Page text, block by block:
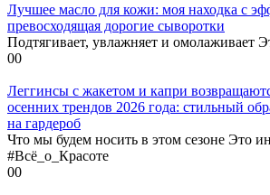
Лучшее масло для кожи: моя находка с
превосходящая дорогие сыворотки
Подтягивает, увлажняет и омолаживает
00
Леггинсы с жакетом и капри
осенних трендов 2026 года: стильный
на гардероб
Что мы будем носить в этом сезоне Это
#Всё_о_Красоте
00